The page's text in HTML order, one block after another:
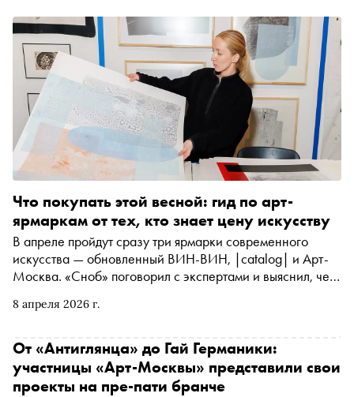
8 апреля 2026 г.
Что покупать этой весной: гид по арт-
ярмаркам от тех, кто знает цену искусству
В апреле пройдут сразу три ярмарки современного
искусства — обновленный ВИН-ВИН, |catalog| и Арт-
Москва. «Сноб» поговорил с экспертами и выяснил, чего
От «Антиглянца» до Гай Германики:
участницы «Арт-Москвы» представили свои
проекты на пре-пати бранче